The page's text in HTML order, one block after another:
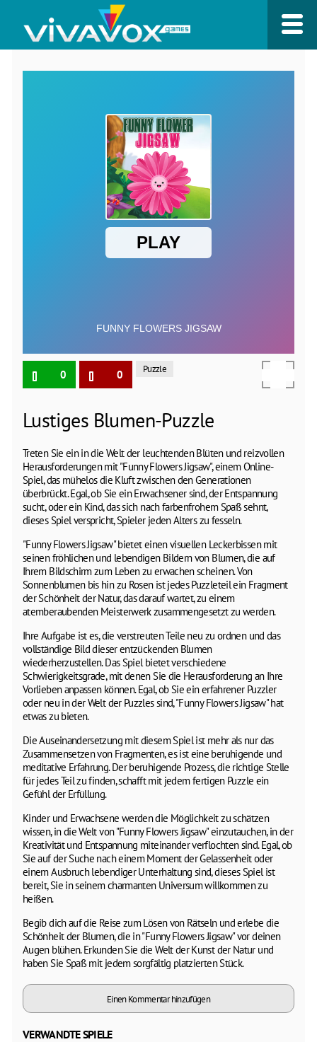
0 0 Puzzle
Lustiges Blumen-Puzzle
Treten Sie ein in die Welt der leuchtenden Blüten und reizvollen
Herausforderungen mit "Funny Flowers Jigsaw", einem Online-
Spiel, das mühelos die Kluft zwischen den Generationen
überbrückt. Egal, ob Sie ein Erwachsener sind, der Entspannung
sucht, oder ein Kind, das sich nach farbenfrohem Spaß sehnt,
dieses Spiel verspricht, Spieler jeden Alters zu fesseln.
"Funny Flowers Jigsaw" bietet einen visuellen Leckerbissen mit
seinen fröhlichen und lebendigen Bildern von Blumen, die auf
Ihrem Bildschirm zum Leben zu erwachen scheinen. Von
Sonnenblumen bis hin zu Rosen ist jedes Puzzleteil ein Fragment
der Schönheit der Natur, das darauf wartet, zu einem
atemberaubenden Meisterwerk zusammengesetzt zu werden.
Ihre Aufgabe ist es, die verstreuten Teile neu zu ordnen und das
vollständige Bild dieser entzückenden Blumen
wiederherzustellen. Das Spiel bietet verschiedene
Schwierigkeitsgrade, mit denen Sie die Herausforderung an Ihre
Vorlieben anpassen können. Egal, ob Sie ein erfahrener Puzzler
oder neu in der Welt der Puzzles sind, "Funny Flowers Jigsaw" hat
etwas zu bieten.
Die Auseinandersetzung mit diesem Spiel ist mehr als nur das
Zusammensetzen von Fragmenten, es ist eine beruhigende und
meditative Erfahrung. Der beruhigende Prozess, die richtige Stelle
für jedes Teil zu finden, schafft mit jedem fertigen Puzzle ein
Gefühl der Erfüllung.
Kinder und Erwachsene werden die Möglichkeit zu schätzen
wissen, in die Welt von "Funny Flowers Jigsaw" einzutauchen, in der
Kreativität und Entspannung miteinander verflochten sind. Egal, ob
Sie auf der Suche nach einem Moment der Gelassenheit oder
einem Ausbruch lebendiger Unterhaltung sind, dieses Spiel ist
bereit, Sie in seinem charmanten Universum willkommen zu
heißen.
Begib dich auf die Reise zum Lösen von Rätseln und erlebe die
Schönheit der Blumen, die in "Funny Flowers Jigsaw" vor deinen
Augen blühen. Erkunden Sie die Welt der Kunst der Natur und
haben Sie Spaß mit jedem sorgfältig platzierten Stück.
Einen Kommentar hinzufügen
VERWANDTE SPIELE